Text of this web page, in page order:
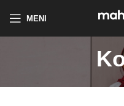
MENI